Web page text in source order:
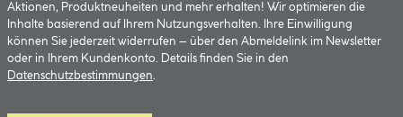
Aktionen, Produktneuheiten und mehr erhalten! Wir optimieren die
Inhalte basierend auf Ihrem Nutzungsverhalten. Ihre Einwilligung
können Sie jederzeit widerrufen – über den Abmeldelink im Newsletter
oder in Ihrem Kundenkonto. Details finden Sie in den
Datenschutzbestimmungen.